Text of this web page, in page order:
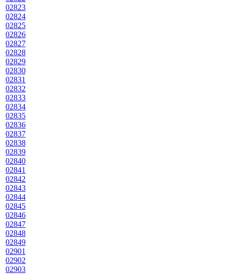
02823
02824
02825
02826
02827
02828
02829
02830
02831
02832
02833
02834
02835
02836
02837
02838
02839
02840
02841
02842
02843
02844
02845
02846
02847
02848
02849
02901
02902
02903